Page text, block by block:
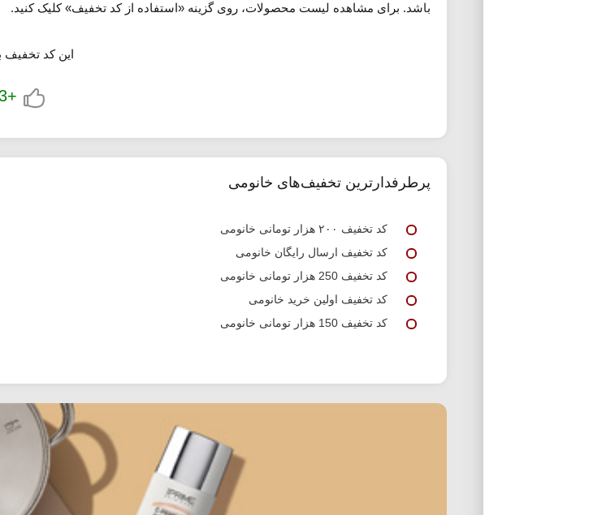
باشد. برای مشاهده لیست محصولات، روی گزینه «استفاده از کد تخفیف» کلیک کنید.
این کد تخفیف
+173
پرطرفدارترین تخفیف‌های خانومی
کد تخفیف ۲۰۰ هزار تومانی خانومی
کد تخفیف ارسال رایگان خانومی
کد تخفیف 250 هزار تومانی خانومی
کد تخفیف اولین خرید خانومی
کد تخفیف 150 هزار تومانی خانومی